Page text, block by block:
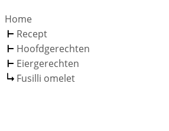
Home
Recept
Hoofdgerechten
Eiergerechten
Fusilli omelet